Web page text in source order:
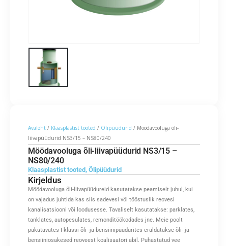
Avaleht / Klaasplastist tooted / Õlipüüdurid / Möödavooluga õli-
liivapüüdurid NS3/15 – NS80/240
Möödavooluga õli-liivapüüdurid NS3/15 –
NS80/240
Klaasplastist tooted, Õlipüüdurid
Kirjeldus
Möödavooluga õli-liivapüüdureid kasutatakse peamiselt juhul, kui
on vajadus juhtida kas siis sadevesi või tööstuslik reovesi
kanalisatsiooni või loodusesse. Tavaliselt kasutatakse: parklates,
tanklates, autopesulates, remonditöökodades jne. Meie poolt
pakutavates I-klassi õli -ja bensiinipüüdurites eraldatakse õli- ja
bensiiniosakesed reoveest koalisaatori abil. Puhastatud vee